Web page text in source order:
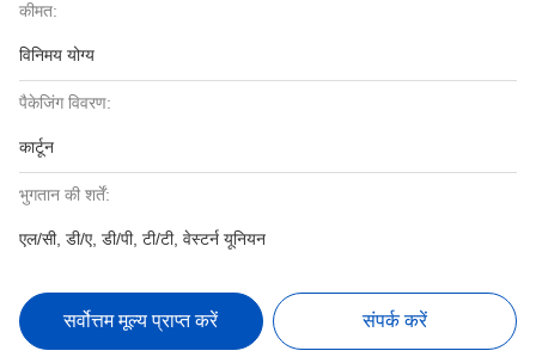
कीमत:
विनिमय योग्य
पैकेजिंग विवरण:
कार्टून
भुगतान की शर्तें:
एल/सी, डी/ए, डी/पी, टी/टी, वेस्टर्न यूनियन
सर्वोत्तम मूल्य प्राप्त करें संपर्क करें